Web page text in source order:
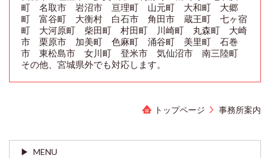
町 名取市 岩沼市 亘理町 山元町 大和町 大郷
町 富谷町 大衡村 白石市 角田市 蔵王町 七ヶ宿
町 大河原町 柴田町 村田町 川崎町 丸森町 大崎
市 栗原市 加美町 色麻町 涌谷町 美里町 石巻
市 東松島市 女川町 登米市 気仙沼市 南三陸町
その他、宮城県外でも対応します。
トップページ 事務所案内
MENU